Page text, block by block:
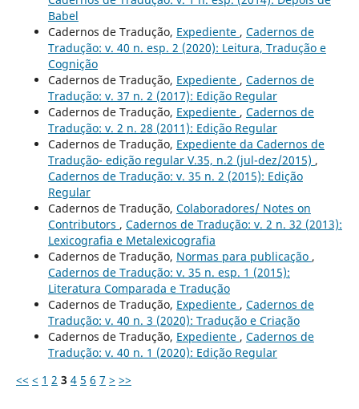
Babel
Cadernos de Tradução, Expediente , Cadernos de
Tradução: v. 40 n. esp. 2 (2020): Leitura, Tradução e
Cognição
Cadernos de Tradução, Expediente , Cadernos de
Tradução: v. 37 n. 2 (2017): Edição Regular
Cadernos de Tradução, Expediente , Cadernos de
Tradução: v. 2 n. 28 (2011): Edição Regular
Cadernos de Tradução, Expediente da Cadernos de
Tradução- edição regular V.35, n.2 (jul-dez/2015) ,
Cadernos de Tradução: v. 35 n. 2 (2015): Edição
Regular
Cadernos de Tradução, Colaboradores/ Notes on
Contributors , Cadernos de Tradução: v. 2 n. 32 (2013):
Lexicografia e Metalexicografia
Cadernos de Tradução, Normas para publicação ,
Cadernos de Tradução: v. 35 n. esp. 1 (2015):
Literatura Comparada e Tradução
Cadernos de Tradução, Expediente , Cadernos de
Tradução: v. 40 n. 3 (2020): Tradução e Criação
Cadernos de Tradução, Expediente , Cadernos de
Tradução: v. 40 n. 1 (2020): Edição Regular
<< < 1 2 3 4 5 6 7 > >>